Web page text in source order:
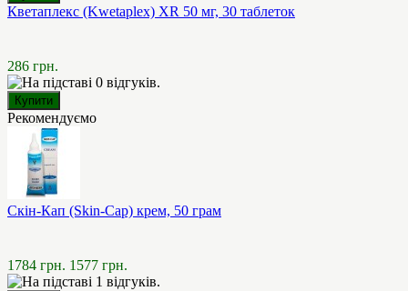
Кветаплекс (Kwetaplex) XR 50 мг, 30 таблеток
286 грн.
Рекомендуємо
Скін-Кап (Skin-Cap) крем, 50 грам
1784 грн. 1577 грн.